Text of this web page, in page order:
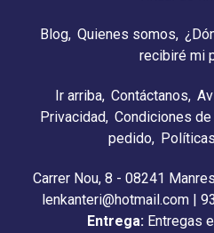
Blog Quienes somos
recibiré mi
Ir arriba Contáctanos
Privacidad Condiciones de
pedido
Carrer Nou, 8 - 08241
lenkanteri@hotmail.com |
Entrega: Entregas